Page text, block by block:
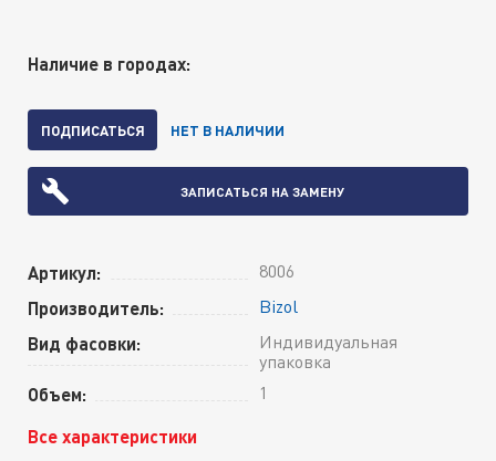
Наличие в городах:
ПОДПИСАТЬСЯ НЕТ В НАЛИЧИИ
ЗАПИСАТЬСЯ НА ЗАМЕНУ
Артикул: 8006
Производитель: Bizol
Вид фасовки:
Индивидуальная
упаковка
Объем: 1
Все характеристики